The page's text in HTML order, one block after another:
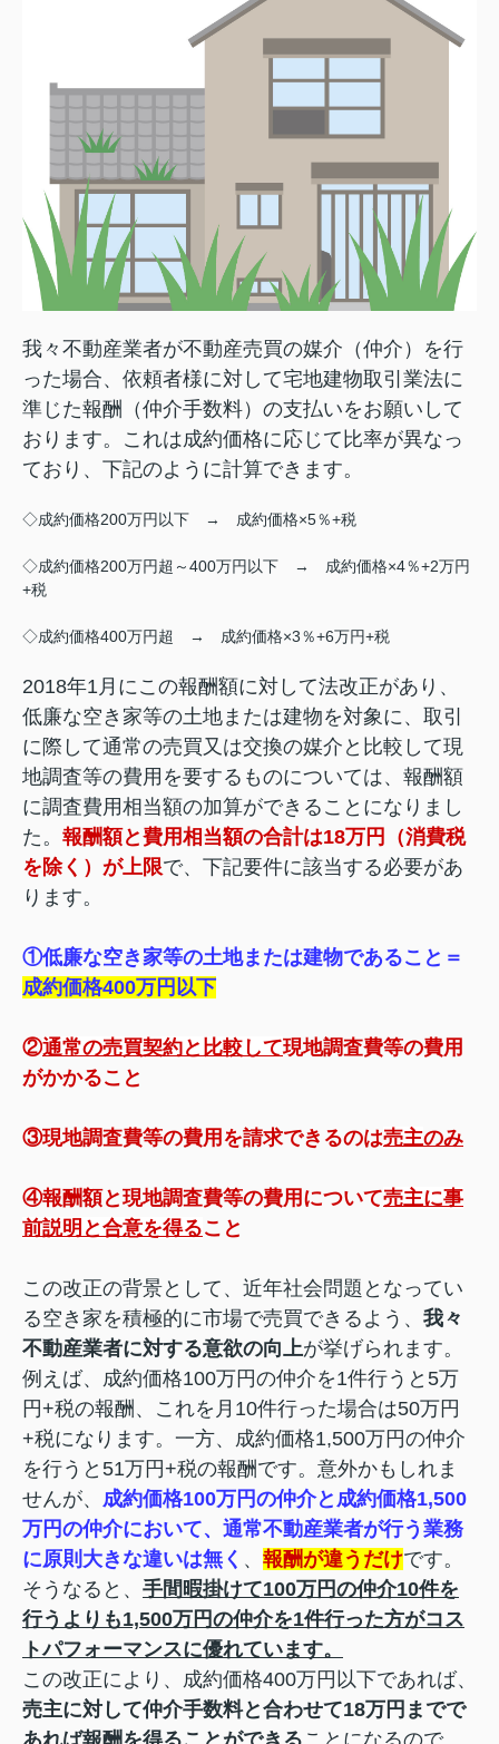
我々不動産業者が不動産売買の媒介（仲介）を行
った場合、依頼者様に対して宅地建物取引業法に
準じた報酬（仲介手数料）の支払いをお願いして
おります。これは成約価格に応じて比率が異なっ
ており、下記のように計算できます。
◇成約価格200万円以下 → 成約価格×5％+税
◇成約価格200万円超～400万円以下 → 成約価格×4％+2万円
+税
◇成約価格400万円超 → 成約価格×3％+6万円+税
2018年1月にこの報酬額に対して法改正があり、
低廉な空き家等の土地または建物を対象に、取引
に際して通常の売買又は交換の媒介と比較して現
地調査等の費用を要するものについては、報酬額
に調査費用相当額の加算ができることになりまし
た。 報酬額と費用相当額の合計は18万円（消費税
を除く）が上限で、下記要件に該当する必要があ
ります。
①低廉な空き家等の土地または建物であること＝
成約価格400万円以下
②通常の売買契約と比較して現地調査費等の費用
がかかること
③現地調査費等の費用を請求できるのは売主のみ
④報酬額と現地調査費等の費用について売主に事
前説明と合意を得ること
この改正の背景として、近年社会問題となってい
る空き家を積極的に市場で売買できるよう、 我々
不動産業者に対する意欲の向上が挙げられます。
例えば、 成約価格100万円の仲介を1件行うと5万
円+税の報酬、これを月10件行った場合は50万円
+税になります。一方、成約価格1,500万円の仲介
を行うと 51万円+税の報酬です。意外かもしれま
せんが、 成約価格100万円の仲介と成約価格1,500
万円の仲介において、通常不動産業者が行う業務
に原則大きな違いは無く 、 報酬が違うだけです。
そうなると、 手間暇掛けて100万円の仲介10件を
行うよりも1,500万円の仲介を1件行った方がコス
トパフォーマンスに優れています。
この改正により、成約価格400万円以下であれば、
売主に対して仲介手数料と合わせて18万円までで